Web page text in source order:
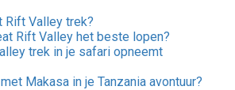
Rift Valley trek?
Rift Valley het beste lopen?
trek in je safari opneemt
Makasa in je Tanzania avontuur?